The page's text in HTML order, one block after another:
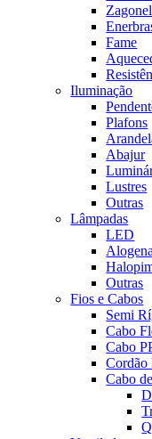
Zagonel
Fame
Iluminação
Plafons
Abajur
Lustres
Outras
Lâmpadas
LED
Alogena
Outras
Fios e Cabos
Semi
Cabo
Cabo
Cordão
Cabo